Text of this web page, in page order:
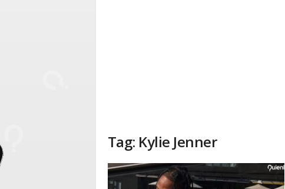
Tag: Kylie Jenner